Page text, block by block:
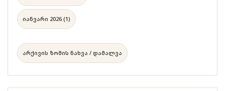
იანვარი 2026 (1)
არქივის ზომის ნახვა / დამალვა